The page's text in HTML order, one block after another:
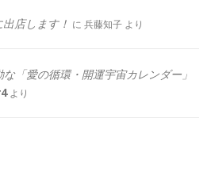
店します！ に 兵藤知子 より
「愛の循環・開運宇宙カレンダー」
より